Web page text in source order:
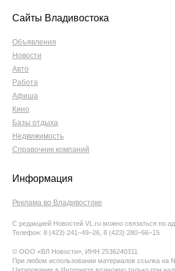
Сайты Владивостока
Объявления
Новости
Авто
Работа
Афиша
Кино
Базы отдыха
Недвижимость
Справочник компаний
Информация
Реклама во Владивостоке
С редакцией Новостей VL.ru можно связаться по
Телефон: 8 (423) 241−49−26, 8 (423) 280−66−15
© ООО «ВЛ Новости», ИНН 2536240311
При любом использовании материалов ссылка на